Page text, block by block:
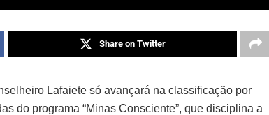
Share on Twitter
Lafaiete só avançará na classificação por
do programa “Minas Consciente”, que disciplina a